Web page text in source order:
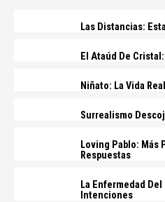
Las Distancias:
El Ataúd De
Niñato: La Vida
Surrealismo
Loving Pablo: Más
Respuestas
La Enfermedad
Intenciones